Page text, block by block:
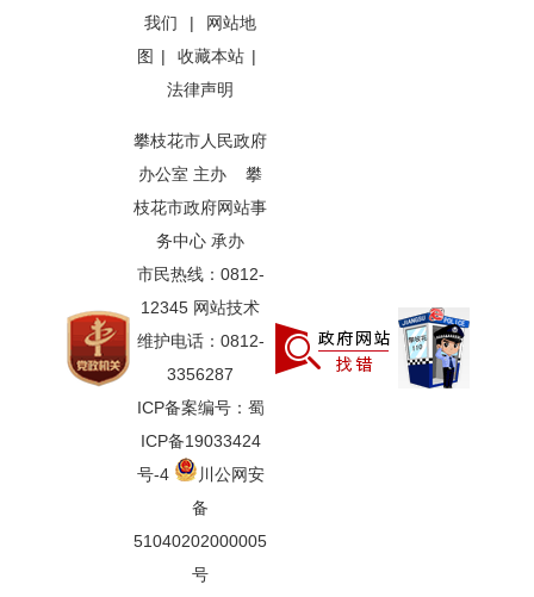
我们
|
网站地
图 | 收藏本站 |
法律声明
攀枝花市人民政府
办公室 主办 攀
枝花市政府网站事
务中心 承办
市民热线：0812-
12345 网站技术
维护电话：0812-
3356287
ICP备案编号：蜀
ICP备19033424
号-4
川公网安
备
51040202000005
号